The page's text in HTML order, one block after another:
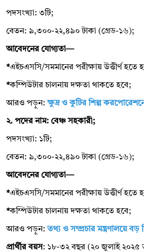
পদসংখ্যা: ৩টি;
বেতন: ৯,৩০০-২২,৪৯০ টাকা (গ্রেড-১৬);
আবেদনের যোগ্যতা—
*এইচএসসি/সমমানের পরীক্ষায় উত্তীর্ণ হতে
*কম্পিউটার চালনায় দক্ষতা থাকতে হবে;
আরও পড়ুন:ক্ষুদ্র ও কুটির শিল্প
২. পদের নাম: বেঞ্চ সহকারী;
পদসংখ্যা: ১টি;
বেতন: ৯,৩০০-২২,৪৯০ টাকা (গ্রেড-১৬);
আবেদনের যোগ্যতা—
*এইচএসসি/সমমানের পরীক্ষায় উত্তীর্ণ হতে
*কম্পিউটার চালনায় দক্ষতা থাকতে হবে;
আরও পড়ুন:তথ্য ও সম্প্রচার মন্ত্রণালয়ে বড়
প্রার্থীর বয়স: ১৮-৩২ বছর (২০ জুলাই ২০২৫